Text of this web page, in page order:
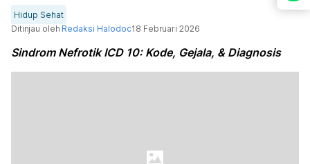
Hidup Sehat
Ditinjau oleh Redaksi Halodoc18 Februari 2026
Sindrom Nefrotik ICD 10: Kode, Gejala, & Diagnosis